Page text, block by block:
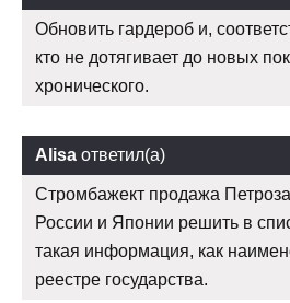
Обновить гардероб и,
кто не дотягивает до новых
хронического.
Alisa ответил(а)
Стромбажект продажа
России и Японии решить в
такая информация, как
реестре государства.